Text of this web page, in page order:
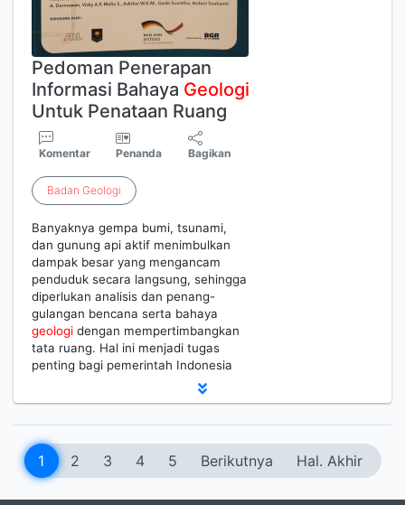
Pedoman Penerapan
Informasi Bahaya Geologi
Untuk Penataan Ruang
Komentar Penanda Bagikan
Badan Geologi
Banyaknya gempa bumi, tsunami,
dan gunung api aktif menimbulkan
dampak besar yang mengancam
penduduk secara langsung, sehingga
diperlukan analisis dan penang-
gulangan bencana serta bahaya
geologi dengan mempertimbangkan
tata ruang. Hal ini menjadi tugas
penting bagi pemerintah Indonesia
1 2 3 4 5 Berikutnya Hal. Akhir